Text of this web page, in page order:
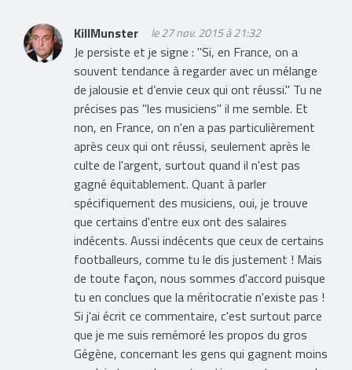
KillMunster le 27 nov. 2015 à 21:32
Je persiste et je signe : "Si, en France, on a
souvent tendance à regarder avec un mélange
de jalousie et d’envie ceux qui ont réussi." Tu ne
précises pas "les musiciens" il me semble. Et
non, en France, on n'en a pas particulièrement
après ceux qui ont réussi, seulement après le
culte de l'argent, surtout quand il n'est pas
gagné équitablement. Quant à parler
spécifiquement des musiciens, oui, je trouve
que certains d'entre eux ont des salaires
indécents. Aussi indécents que ceux de certains
footballeurs, comme tu le dis justement ! Mais
de toute façon, nous sommes d'accord puisque
tu en conclues que la méritocratie n'existe pas !
Si j'ai écrit ce commentaire, c'est surtout parce
que je me suis remémoré les propos du gros
Gégène, concernant les gens qui gagnent moins